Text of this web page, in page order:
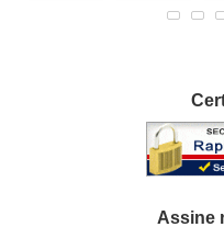
Assine